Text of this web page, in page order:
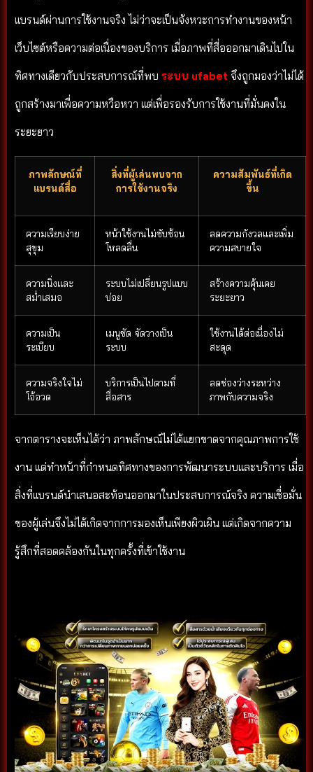
แบรนด์ผ่านการใช้งานจริง ไม่ว่าจะเป็นจังหวะการทำงานของหน้า
เว็บไซต์หรือความต่อเนื่องของบริการ เมื่อภาพที่สื่อออกมาเดินไปใน
ทิศทางเดียวกับประสบการณ์ที่พบ ระบบ ufabet จึงถูกมองว่าไม่ได้
ถูกสร้างมาเพื่อความหวือหวา แต่เพื่อรองรับการใช้งานที่มั่นคงใน
ระยะยาว
ภาพลักษณ์ที่
แบรนด์สื่อ
สิ่งที่ผู้เล่นพบจาก
การใช้งานจริง
ความสัมพันธ์ที่เกิด
ขึ้น
ความเรียบง่าย
สุขุม
หน้าใช้งานไม่ซับซ้อน
โหลดลื่น
ลดความกังวลและเพิ่ม
ความสบายใจ
ความนิ่งและ
สม่ำเสมอ
ระบบไม่เปลี่ยนรูปแบบ
บ่อย
สร้างความคุ้นเคย
ระยะยาว
ความเป็น
ระเบียบ
เมนูชัด จัดวางเป็น
ระบบ
ใช้งานได้ต่อเนื่องไม่
สะดุด
ความจริงใจไม่
โอ้อวด
บริการเป็นไปตามที่
สื่อสาร
ลดช่องว่างระหว่าง
ภาพกับความจริง
จากตารางจะเห็นได้ว่า ภาพลักษณ์ไม่ได้แยกขาดจากคุณภาพการใช้
งาน แต่ทำหน้าที่กำหนดทิศทางของการพัฒนาระบบและบริการ เมื่อ
สิ่งที่แบรนด์นำเสนอสะท้อนออกมาในประสบการณ์จริง ความเชื่อมั่น
ของผู้เล่นจึงไม่ได้เกิดจากการมองเห็นเพียงผิวเผิน แต่เกิดจากความ
รู้สึกที่สอดคล้องกันในทุกครั้งที่เข้าใช้งาน